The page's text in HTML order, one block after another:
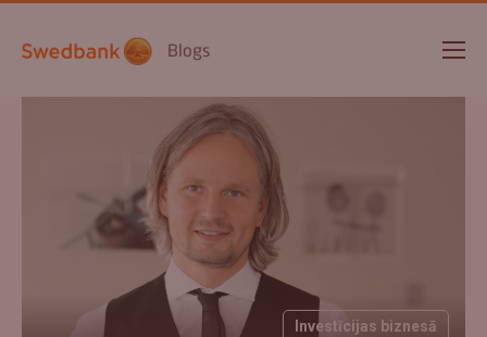
Blogs
Investīcijas biznesā